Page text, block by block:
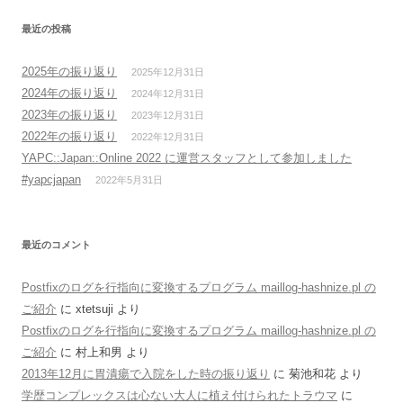
最近の投稿
2025年の振り返り 2025年12月31日
2024年の振り返り 2024年12月31日
2023年の振り返り 2023年12月31日
2022年の振り返り 2022年12月31日
YAPC::Japan::Online 2022 に運営スタッフとして参加しました
#yapcjapan
2022年5月31日
最近のコメント
Postfixのログを行指向に変換するプログラム maillog-hashnize.pl の
ご紹介 に xtetsuji より
Postfixのログを行指向に変換するプログラム maillog-hashnize.pl の
ご紹介 に 村上和男 より
2013年12月に胃潰瘍で入院をした時の振り返り に 菊池和花 より
学歴コンプレックスは心ない大人に植え付けられたトラウマ に